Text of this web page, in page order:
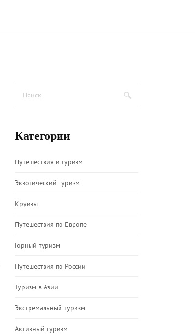
Категории
Путешествия и туризм
Экзотический туризм
Круизы
Путешествия по Европе
Горный туризм
Путешествия по России
Туризм в Азии
Экстремальный туризм
Активный туризм